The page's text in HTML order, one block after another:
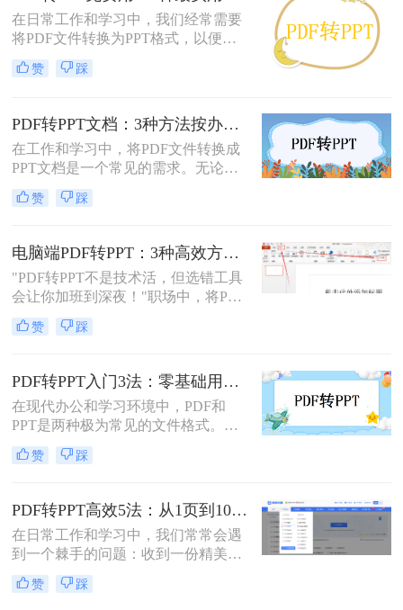
时，要么遭遇操作繁琐的困境，要么
面临转换后格式错乱、信息丢失的问
题，甚至担心文件隐私泄露
在日常工作和学习中，我们经常需要
将PDF文件转换为PPT格式，以便进
行演示或编辑。那么怎么把pdf转换成
ppt免费呢？本文将介绍两种免费将
完成转换任务。
赞 踩
PDF转PPT文档：3种方法按办公场景（汇报/教学/合同）选择！
在工作和学习中，将PDF文件转换成
PPT文档是一个常见的需求。无论是
为了制作演示文稿、提取内容还是重
新排版，掌握几种有效的转换方法都
ppt文档呢？本文将介绍三种常用的
PDF转PPT的方法，帮助您轻松完成
PDF到PPT的转换。
赞 踩
电脑端PDF转PPT：3种高效方法的操作步骤和格式保留设置！
"PDF转PPT不是技术活，但选错工具
会让你加班到深夜！"职场中，将PDF
报告一键转化为PPT演示文稿是高频
刚需。然而，90%的办公族曾陷入“转
工”的泥潭——这不是能力问题，而
是工具选择的致命陷阱。那么怎么在
电脑上把pdf转换成ppt呢？作为深耕
电脑办公软件测评8年的博主，我亲
测30+工具，今天聚焦精准高效的转
换方案，帮你避开99%的坑。拒绝低
赞 踩
PDF转PPT入门3法：零基础用户的操作要点和注意事项！
在现代办公和学习环境中，PDF和
PPT是两种极为常见的文件格式。
PDF因其固定格式的特点而受到广泛
欢迎，尤其适合用于合同、学术论文
而，当这些静态内容需要被进一步编
辑或在公共场合展示时，将其转换为
PPT格式成为了一种常见的需求。那
么PDF如何转为PPT呢？本文将详细
介绍三种将PDF转换为PPT的方法，
帮助您根据自己的实际需求选择最合
赞 踩
PDF转PPT高效5法：从1页到100页，方法选择差异很大！
在日常工作和学习中，我们常常会遇
到一个棘手的问题：收到一份精美的
PDF文件，却需要将其内容用于自己
的PPT演示文稿中。PDF因其格式固
赞 踩